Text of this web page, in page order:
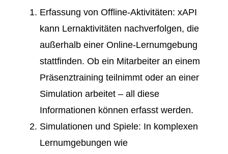
Erfassung von Offline-Aktivitäten: xAPI
kann Lernaktivitäten nachverfolgen, die
außerhalb einer Online-Lernumgebung
stattfinden. Ob ein Mitarbeiter an einem
Präsenztraining teilnimmt oder an einer
Simulation arbeitet – all diese
Informationen können erfasst werden.
Simulationen und Spiele: In komplexen
Lernumgebungen wie